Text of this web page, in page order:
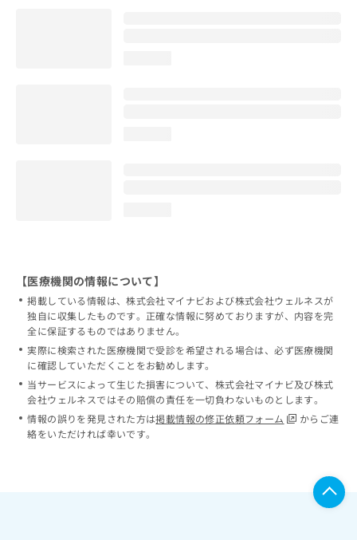
【医療機関の情報について】
掲載している情報は、株式会社マイナビおよび株式会社ウェルネスが
独自に収集したものです。正確な情報に努めておりますが、内容を完
全に保証するものではありません。
実際に検索された医療機関で受診を希望される場合は、必ず医療機関
に確認していただくことをお勧めします。
当サービスによって生じた損害について、株式会社マイナビ及び株式
会社ウェルネスではその賠償の責任を一切負わないものとします。
情報の誤りを発見された方は掲載情報の修正依頼フォーム
からご連
絡をいただければ幸いです。